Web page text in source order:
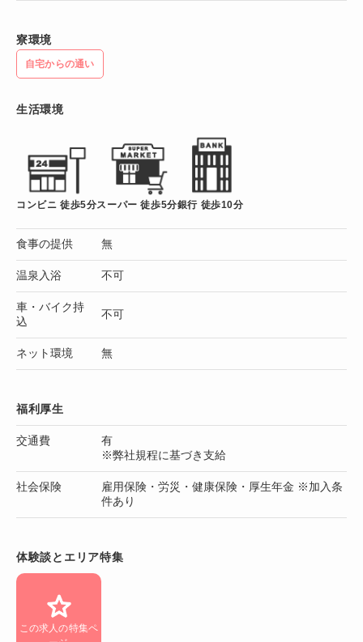
寮環境
自宅からの通い
生活環境
コンビニ 徒歩5分スーパー 徒歩5分銀行 徒歩10分
食事の提供 無
温泉入浴 不可
車・バイク持
込
不可
ネット環境 無
福利厚生
交通費
有
※弊社規程に基づき支給
社会保険
雇用保険・労災・健康保険・厚生年金 ※加入条
件あり
体験談とエリア特集
この求人の特集ペ